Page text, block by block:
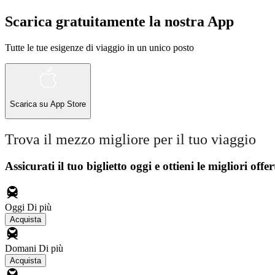
Scarica gratuitamente la nostra App
Tutte le tue esigenze di viaggio in un unico posto
Scarica su App Store
Trova il mezzo migliore per il tuo viaggio
Assicurati il ​​tuo biglietto oggi e ottieni le migliori
Oggi Di più
Acquista
Domani Di più
Acquista